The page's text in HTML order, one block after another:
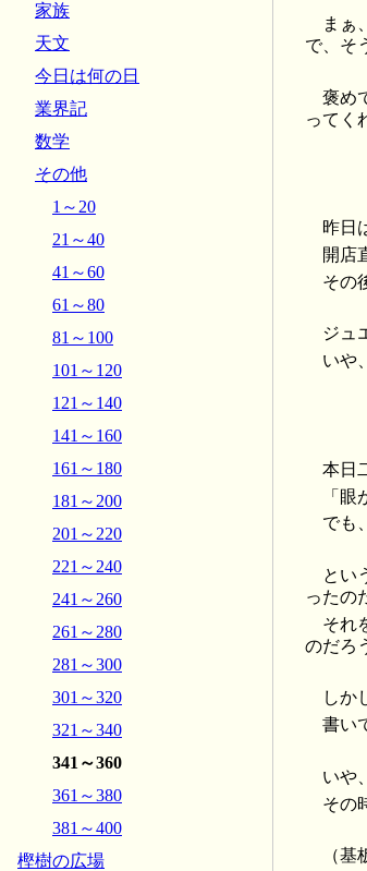
まぁ
で、そ
褒め
ってく
昨日
開店
その
ジュ
いや
本日
「
でも
とい
ったの
それ
のだろ
しか
書い
いや
その
（
家族
天文
今日は何の日
業界記
数学
その他
1～20
21～40
41～60
61～80
81～100
101～120
121～140
141～160
161～180
181～200
201～220
221～240
241～260
261～280
281～300
301～320
321～340
341～360
361～380
381～400
樫樹の広場